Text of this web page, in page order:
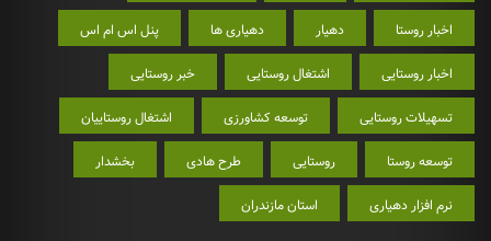
اخبار روستا دهیار دهیاری ها پنل اس ام اس
اخبار روستایی اشتغال روستایی خبر روستایی
تسهیلات روستایی توسعه کشاورزی اشتغال روستاییان
توسعه روستا روستایی طرح هادی بخشدار
نرم افزار دهیاری استان مازندران